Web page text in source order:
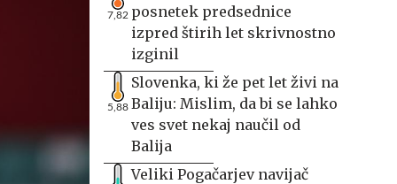
7,82 posnetek predsednice
izpred štirih let skrivnostno
izginil
5,88
Slovenka, ki že pet let živi na
Baliju: Mislim, da bi se lahko
ves svet nekaj naučil od
Balija
Veliki Pogačarjev navijač